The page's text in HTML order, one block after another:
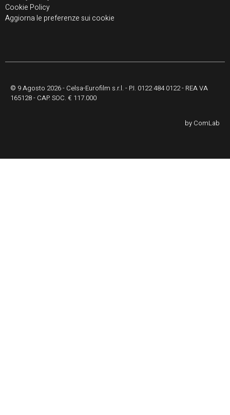
Cookie Policy
Aggiorna le preferenze sui cookie
© 9 Agosto 2026 - Celsa-Eurofilm s.r.l. - P.I. 0122 484 0122 - REA VA
165128 - CAP. SOC. € 117.000
by ComLab